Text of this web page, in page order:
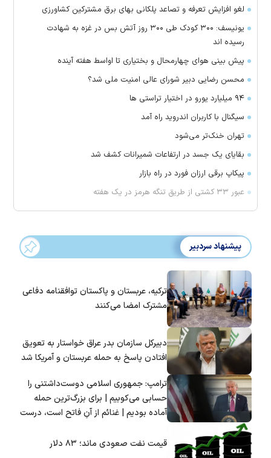
لغو افزایش تعرفه و تصاعد پلکانی بهای برق مشترکین کشاورزی
یونیسف: ۳۰۰ کودک طی ۳۰۰ روز آتش بس در غزه به شهادت
رسیده اند
پیش بینی هوای چهارمحال و بختیاری تا اواسط هفته آینده
محسن رضایی دبیر شورای عالی امنیت ملی شد؟
۹۴ میلیارد یورو در اختیار تراستی ها
سیگنال با کاربران اندروید راه آمد
تهران خنک‌تر می‌شود
بقایای یک جسد در ارتفاعات شمیرانات کشف شد
پیکاپ برقی ارزان فورد در راه بازار
عبور ۳۳ کشتی از طریق تنگه هرمز در یک هفته
پیشنهاد سردبیر
ترکیه، عربستان و پاکستان توافقنامه دفاعی
مشترک امضا می‌کنند
دبیرکل سازمان بدر عراق خواستار به تعویق
افتادن پاسخ به حمله عربستان و آمریکا شد
ترامپ: جمهوری اسلامی دوست‌داشتنی را
حسابی می‌کوبیم | برای بزرگ‌ترین حمله
آماده بودیم | غنائم از آنِ فاتح است، درست
قیمت نفت صعودی ماند؛ ۸۳ دلار